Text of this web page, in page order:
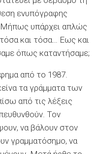
ενυπόγραφης
Μήπως υπάρχει απλώς
και τόσα… Εως και
όπως καταντήσαμε;
από το 1987.
τα γράμματα των
από τις λέξεις
Τον
να βάλουν στον
γραμματόσημο, να